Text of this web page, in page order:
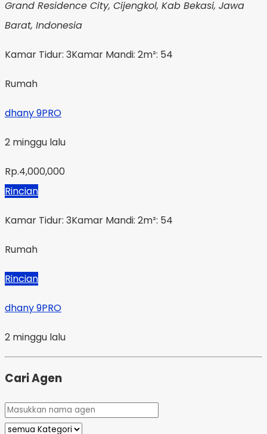
Grand Residence City, Cijengkol, Kab Bekasi, Jawa
Barat, Indonesia
Kamar Tidur: 3Kamar Mandi: 2m²: 54
Rumah
dhany 9PRO
2 minggu lalu
Rp.4,000,000
Rincian
Kamar Tidur: 3Kamar Mandi: 2m²: 54
Rumah
Rincian
dhany 9PRO
2 minggu lalu
Cari Agen